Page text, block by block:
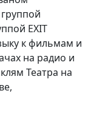
EXIT
к фильмам и
на радио и
Театра на